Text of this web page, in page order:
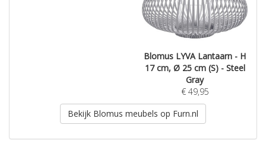
Blomus LYVA Lantaarn - H
17 cm, Ø 25 cm (S) - Steel
Gray
€ 49,95
Bekijk Blomus meubels op Furn.nl